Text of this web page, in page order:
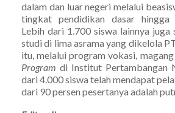
dalam dan luar negeri melalui
tingkat pendidikan dasar hingga
Lebih dari 1.700 siswa lainnya juga
studi di lima asrama yang dikelola
itu, melalui program vokasi, magang
Program di Institut Pertambangan
dari 4.000 siswa telah mendapat
dari 90 persen pesertanya adalah